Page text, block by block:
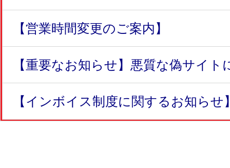
【営業時間変更のご案内】
【重要なお知らせ】悪質な偽サイト
【インボイス制度に関するお知らせ